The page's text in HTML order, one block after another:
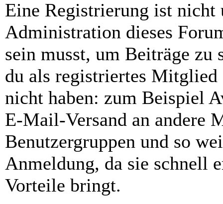
Eine Registrierung ist
Administration dieses
sein musst, um Beiträge
du als registriertes Mitglied
nicht haben: zum Beispiel
E-Mail-Versand an andere
Benutzergruppen und so
Anmeldung, da sie schnell
Vorteile bringt.